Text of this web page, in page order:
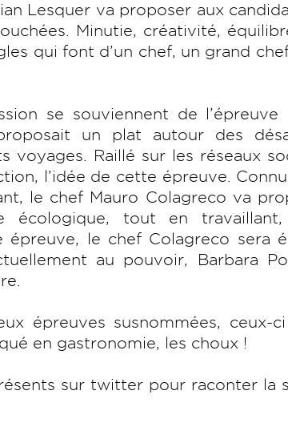
Lesquer va proposer aux
Minutie, créativité,
qui font d’un chef, un grand
se souviennent de l’épreuve
un plat autour des
Raillé sur les réseaux
l’idée de cette épreuve.
le chef Mauro Colagreco va
écologique, tout en
le chef Colagreco sera
au pouvoir, Barbara
épreuves susnommées, ceux-
en gastronomie, les choux !
sur twitter pour raconter la